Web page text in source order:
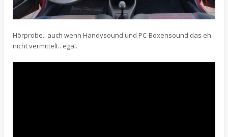
Hörprobe.. auch wenn Handysound und PC-Boxensound das eh
nicht vermittelt.. egal.